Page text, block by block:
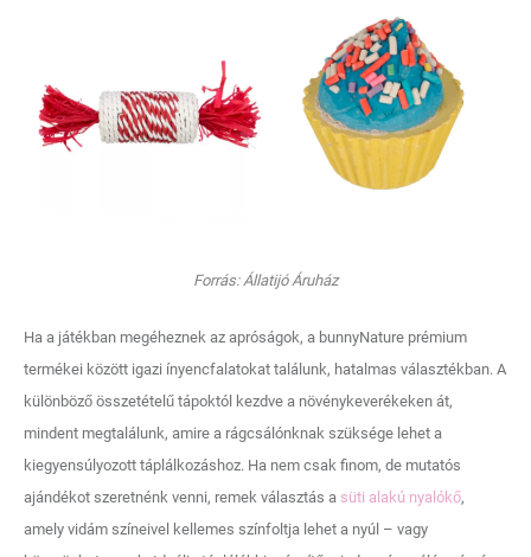
Forrás: Állatijó Áruház
Ha a játékban megéheznek az apróságok, a bunnyNature prémium
termékei között igazi ínyencfalatokat találunk, hatalmas választékban. A
különböző összetételű tápoktól kezdve a növénykeverékeken át,
mindent megtalálunk, amire a rágcsálónknak szüksége lehet a
kiegyensúlyozott táplálkozáshoz. Ha nem csak finom, de mutatós
ajándékot szeretnénk venni, remek választás a süti alakú nyalókő,
amely vidám színeivel kellemes színfoltja lehet a nyúl – vagy